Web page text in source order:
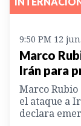
9:50 PM 12
Marco
Irán para
Marco
el ataque a
declara